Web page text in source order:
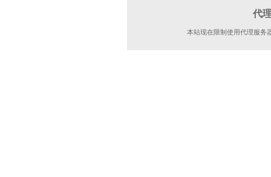
代
本站现在限制使用代理服务